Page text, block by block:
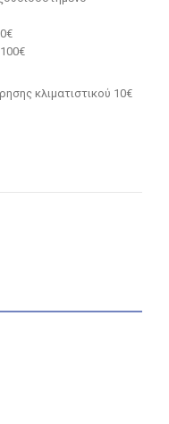
κλιματιστικού 10€